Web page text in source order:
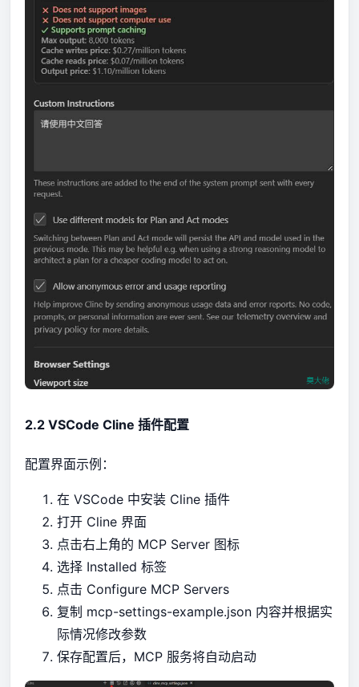
2.2 VSCode Cline 插件配置
配置界面示例：
在 VSCode 中安装 Cline 插件
打开 Cline 界面
点击右上角的 MCP Server 图标
选择 Installed 标签
点击 Configure MCP Servers
复制 mcp-settings-example.json 内容并根据实
际情况修改参数
保存配置后，MCP 服务将自动启动